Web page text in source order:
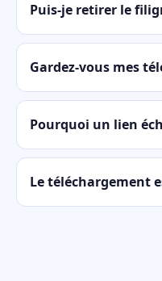
Puis-je retirer le
Gardez-vous mes
Pourquoi un lien
Le téléchargement